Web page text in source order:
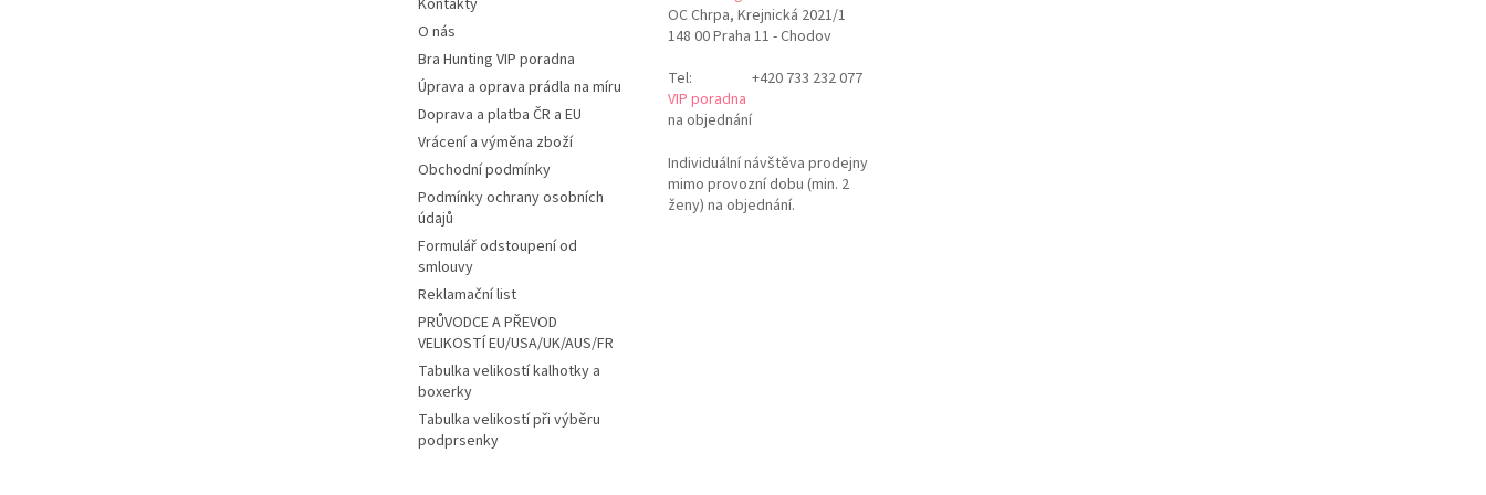
O nás
Bra Hunting VIP poradna
Úprava a oprava prádla na míru
Doprava a platba ČR a EU
Vrácení a výměna zboží
Obchodní podmínky
Podmínky ochrany osobních
údajů
Formulář odstoupení od
smlouvy
Reklamační list
PRŮVODCE A PŘEVOD
VELIKOSTÍ EU/USA/UK/AUS/FR
Tabulka velikostí kalhotky a
boxerky
Tabulka velikostí při výběru
podprsenky
OC Chrpa, Krejnická 2021/1
148 00 Praha 11 - Chodov
Tel:
+420 733 232 077
VIP poradna
na objednání
Individuální návštěva prodejny
mimo provozní dobu (min. 2
ženy) na objednání.